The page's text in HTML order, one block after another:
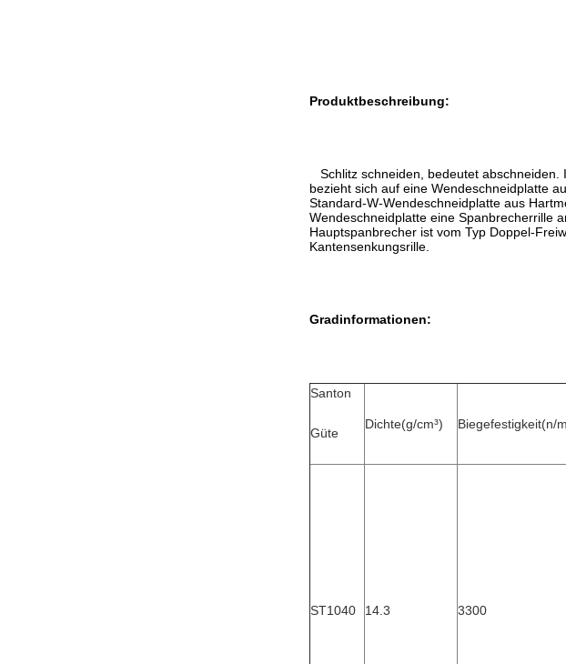
Produktbeschreibung:
Schlitz schneiden, bedeutet abschneiden.
bezieht sich auf eine Wendeschneidplatte
Standard-W-Wendeschneidplatte aus
Wendeschneidplatte eine Spanbrecherrille
Hauptspanbrecher ist vom Typ Doppel-
Kantensenkungsrille.
Gradinformationen:
Santon
Güte
Dichte(g/cm³) Biegefestigkeit(n/
ST1040 14.3 3300